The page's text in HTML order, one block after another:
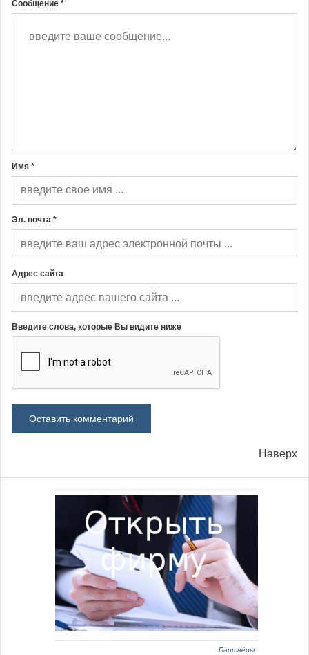
Сообщение *
Имя *
Эл. почта *
Адрес сайта
Введите слова, которые Вы видите ниже
Наверх
Партнёры